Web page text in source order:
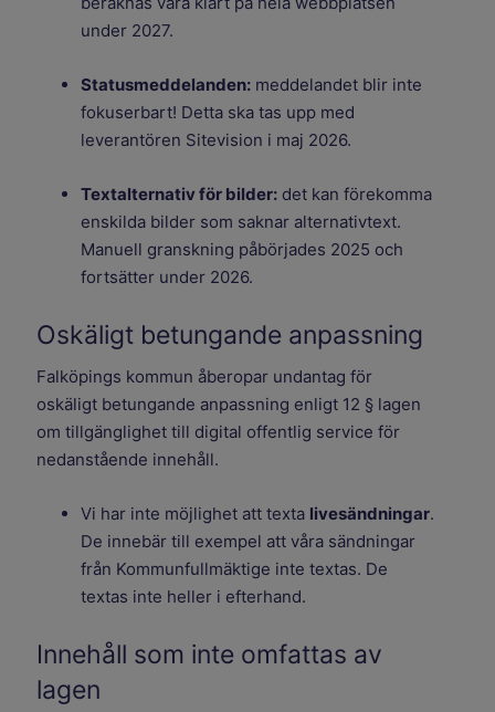
under 2027.
Statusmeddelanden: meddelandet blir inte
fokuserbart! Detta ska tas upp med
leverantören Sitevision i maj 2026.
Textalternativ för bilder: det kan förekomma
enskilda bilder som saknar alternativtext.
Manuell granskning påbörjades 2025 och
fortsätter under 2026.
Oskäligt betungande anpassning
Falköpings kommun åberopar undantag för
oskäligt betungande anpassning enligt 12 § lagen
om tillgänglighet till digital offentlig service för
nedanstående innehåll.
Vi har inte möjlighet att texta livesändningar.
De innebär till exempel att våra sändningar
från Kommunfullmäktige inte textas. De
textas inte heller i efterhand.
Innehåll som inte omfattas av
lagen